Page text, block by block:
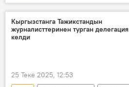
Дүйнөдө
Россия
Аскер
Саясат Батыш
Кыргызстанга Тажикстандын
журналисттеринен турган делегация
келди
25 Теке 2025, 12:53